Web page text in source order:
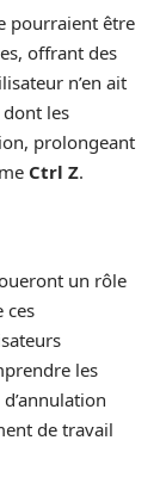
pourraient être
offrant des
n’en ait
les
prolongeant
Ctrl Z.
un rôle
ces
les
de travail